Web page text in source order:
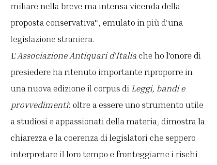
miliare nella breve ma intensa vicenda della
proposta conservativa", emulato in più d'una
legislazione straniera.
L’Associazione Antiquari d'Italiache ho l'onore di
presiedere ha ritenuto importante riproporre in
una nuova edizione il corpus di Leggi, bandi e
provvedimenti: oltre a essere uno strumento utile
a studiosi e appassionati della materia, dimostra la
chiarezza e la coerenza di legislatori che seppero
interpretare il loro tempo e fronteggiarne i rischi